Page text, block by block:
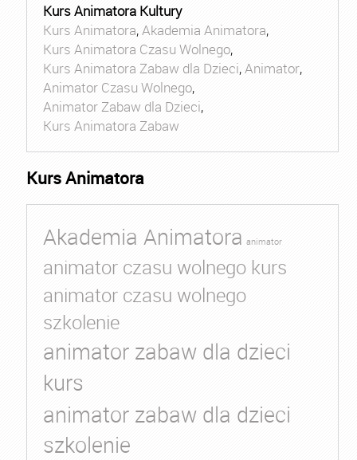
Kurs Animatora Kultury
Kurs Animatora,Akademia Animatora,
Kurs Animatora Czasu Wolnego,
Kurs Animatora Zabaw dla Dzieci,Animator,
Animator Czasu Wolnego,
Animator Zabaw dla Dzieci,
Kurs Animatora Zabaw
Kurs Animatora
Akademia Animatora animator
animator czasu wolnego kurs
animator czasu wolnego
szkolenie
animator zabaw dla dzieci
kurs
animator zabaw dla dzieci
szkolenie